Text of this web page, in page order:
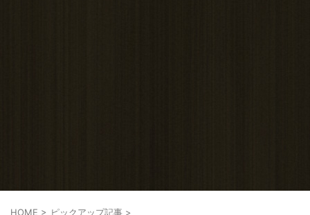
HOME > ピックアップ記事 >